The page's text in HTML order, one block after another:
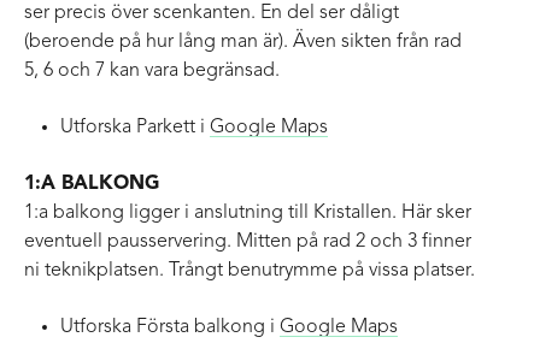
ser precis över scenkanten. En del ser dåligt
(beroende på hur lång man är). Även sikten från rad
5, 6 och 7 kan vara begränsad.
Utforska Parkett i Google Maps
1:A BALKONG
1:a balkong ligger i anslutning till Kristallen. Här sker
eventuell pausservering. Mitten på rad 2 och 3 finner
ni teknikplatsen. Trångt benutrymme på vissa platser.
Utforska Första balkong i Google Maps